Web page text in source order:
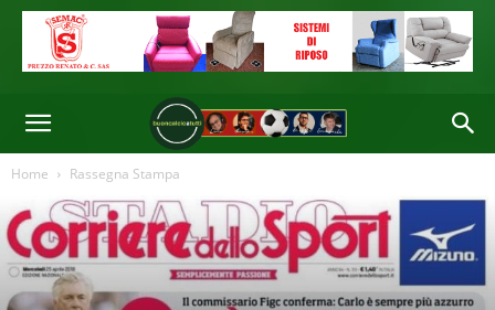
Home Rassegna Stampa